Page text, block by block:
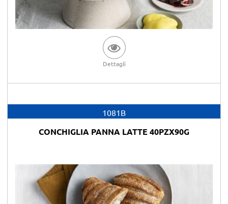
Dettagli
1081B
CONCHIGLIA PANNA LATTE 40PZX90G